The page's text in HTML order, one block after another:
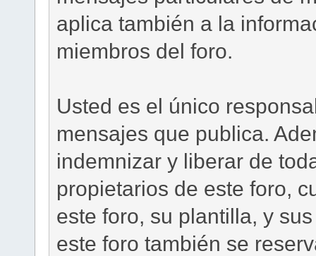
aplica también a la
miembros del foro.
Usted es el único
mensajes que publica.
indemnizar y liberar de
propietarios de este foro,
este foro, su plantilla, y
este foro también se